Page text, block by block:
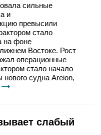
сильные
и
превысили
стало
на фоне
Востоке. Рост
операционные
стало начало
судна Areion,
слабый